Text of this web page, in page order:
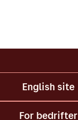
English site
For bedrifter